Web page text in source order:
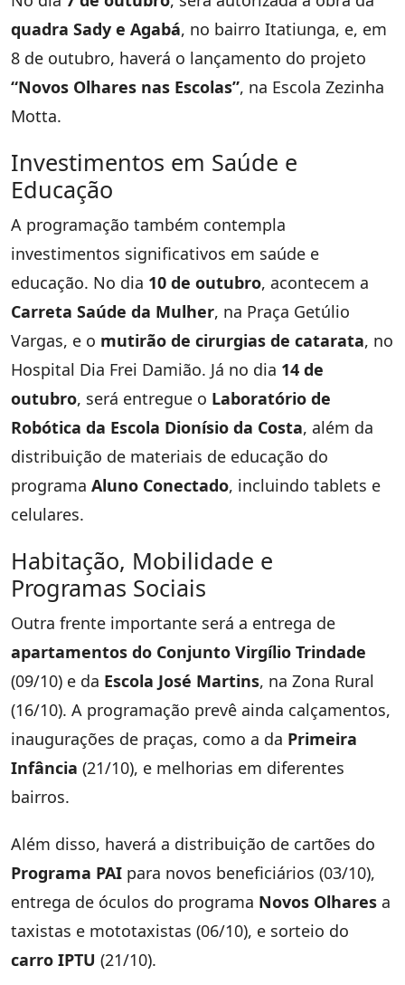
quadra Sady e Agabá, no bairro Itatiunga, e, em
8 de outubro, haverá o lançamento do projeto
“Novos Olhares nas Escolas”, na Escola Zezinha
Motta.
Investimentos em Saúde e
Educação
A programação também contempla
investimentos significativos em saúde e
educação. No dia 10 de outubro, acontecem a
Carreta Saúde da Mulher, na Praça Getúlio
Vargas, e o mutirão de cirurgias de catarata, no
Hospital Dia Frei Damião. Já no dia 14 de
outubro, será entregue o Laboratório de
Robótica da Escola Dionísio da Costa, além da
distribuição de materiais de educação do
programa Aluno Conectado, incluindo tablets e
celulares.
Habitação, Mobilidade e
Programas Sociais
Outra frente importante será a entrega de
apartamentos do Conjunto Virgílio Trindade
(09/10) e da Escola José Martins, na Zona Rural
(16/10). A programação prevê ainda calçamentos,
inaugurações de praças, como a da Primeira
Infância (21/10), e melhorias em diferentes
bairros.
Além disso, haverá a distribuição de cartões do
Programa PAI para novos beneficiários (03/10),
entrega de óculos do programa Novos Olhares a
taxistas e mototaxistas (06/10), e sorteio do
carro IPTU (21/10).